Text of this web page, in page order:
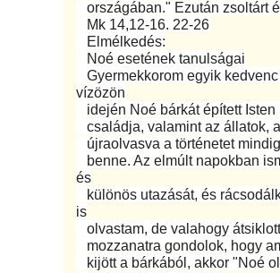
országában." Ezután zsoltárt
Mk 14,12-16. 22-26
Elmélkedés:
Noé esetének tanulságai
Gyermekkorom egyik
vízözön
idején Noé bárkát épített
családja, valamint az állatok,
újraolvasva a történetet
benne. Az elmúlt napokban
és
különös utazását, és
is
olvastam, de valahogy
mozzanatra gondolok, hogy
kijött a bárkából, akkor "Noé